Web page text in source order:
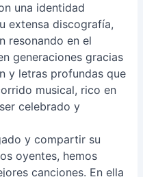
una identidad
extensa discografía,
resonando en el
generaciones gracias
y letras profundas que
musical, rico en
celebrado y
y compartir su
oyentes, hemos
canciones. En ella